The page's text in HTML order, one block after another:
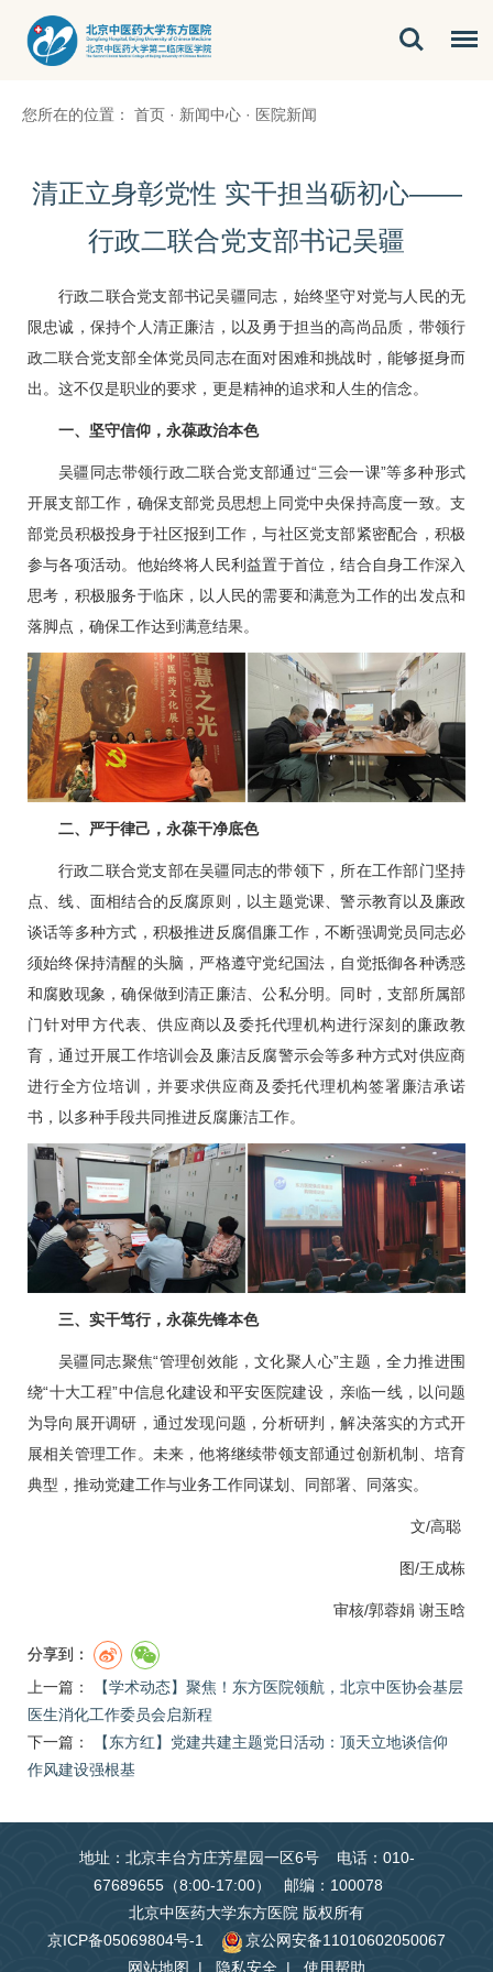
您所在的位置： 首页 · 新闻中心 · 医院新闻
清正立身彰党性 实干担当砺初心——
行政二联合党支部书记吴疆
行政二联合党支部书记吴疆同志，始终坚守对党与人民的无
限忠诚，保持个人清正廉洁，以及勇于担当的高尚品质，带领行
政二联合党支部全体党员同志在面对困难和挑战时，能够挺身而
出。这不仅是职业的要求，更是精神的追求和人生的信念。
一、坚守信仰，永葆政治本色
吴疆同志带领行政二联合党支部通过“三会一课”等多种形式
开展支部工作，确保支部党员思想上同党中央保持高度一致。支
部党员积极投身于社区报到工作，与社区党支部紧密配合，积极
参与各项活动。他始终将人民利益置于首位，结合自身工作深入
思考，积极服务于临床，以人民的需要和满意为工作的出发点和
落脚点，确保工作达到满意结果。
二、严于律己，永葆干净底色
行政二联合党支部在吴疆同志的带领下，所在工作部门坚持
点、线、面相结合的反腐原则，以主题党课、警示教育以及廉政
谈话等多种方式，积极推进反腐倡廉工作，不断强调党员同志必
须始终保持清醒的头脑，严格遵守党纪国法，自觉抵御各种诱惑
和腐败现象，确保做到清正廉洁、公私分明。同时，支部所属部
门针对甲方代表、供应商以及委托代理机构进行深刻的廉政教
育，通过开展工作培训会及廉洁反腐警示会等多种方式对供应商
进行全方位培训，并要求供应商及委托代理机构签署廉洁承诺
书，以多种手段共同推进反腐廉洁工作。
三、实干笃行，永葆先锋本色
吴疆同志聚焦“管理创效能，文化聚人心”主题，全力推进围
绕“十大工程”中信息化建设和平安医院建设，亲临一线，以问题
为导向展开调研，通过发现问题，分析研判，解决落实的方式开
展相关管理工作。未来，他将继续带领支部通过创新机制、培育
典型，推动党建工作与业务工作同谋划、同部署、同落实。
文/高聪
图/王成栋
审核/郭蓉娟 谢玉晗
分享到：
上一篇：
【学术动态】聚焦！东方医院领航，北京中医协会基层
医生消化工作委员会启新程
下一篇：
【东方红】党建共建主题党日活动：顶天立地谈信仰
作风建设强根基
地址：北京丰台方庄芳星园一区6号 电话：010-
67689655（8:00-17:00） 邮编：100078
北京中医药大学东方医院 版权所有
京ICP备05069804号-1
京公网安备11010602050067
网站地图
| 隐私安全 | 使用帮助